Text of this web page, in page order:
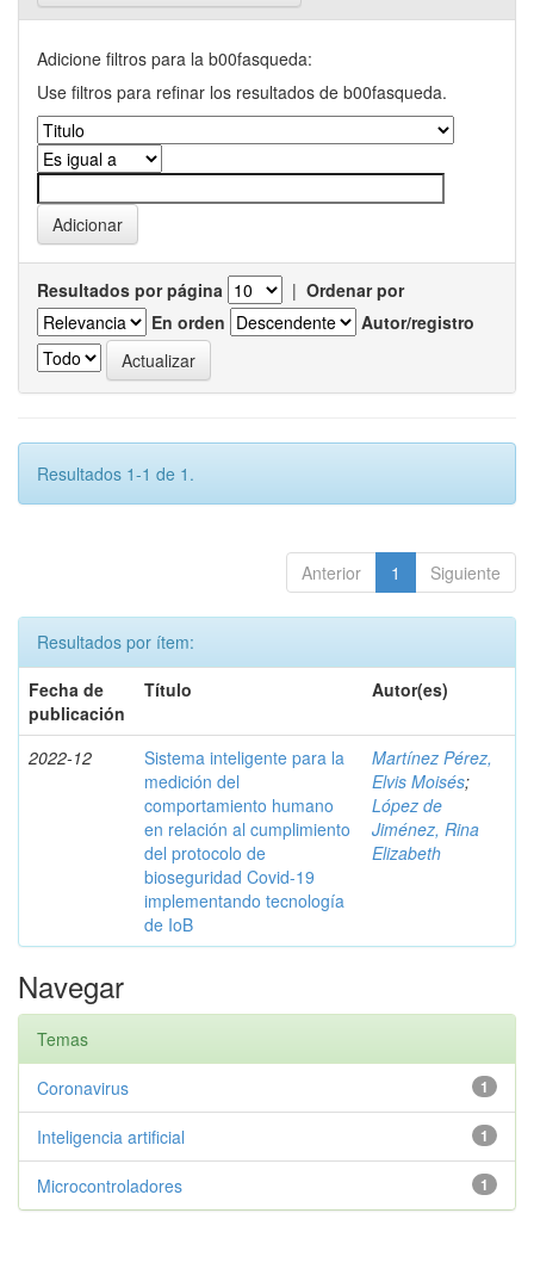
Adicione filtros para la b00fasqueda:
Use filtros para refinar los resultados de b00fasqueda.
Resultados por página | Ordenar por
En orden
Autor/registro
Resultados 1-1 de 1.
Anterior 1 Siguiente
Resultados por ítem:
Fecha de
publicación
Título Autor(es)
2022-12
Sistema inteligente para la
medición del
comportamiento humano
en relación al cumplimiento
del protocolo de
bioseguridad Covid-19
implementando tecnología
de IoB
Martínez Pérez,
Elvis Moisés;
López de
Jiménez, Rina
Elizabeth
Navegar
Temas
1
Coronavirus
1
Inteligencia artificial
1
Microcontroladores